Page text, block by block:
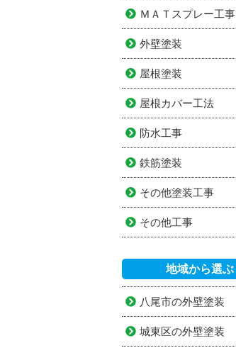
ＭＡＴスプレー工事
外壁塗装
屋根塗装
屋根カバー工法
防水工事
鉄筋塗装
その他塗装工事
その他工事
地域から選ぶ
八尾市の外壁塗装
城東区の外壁塗装